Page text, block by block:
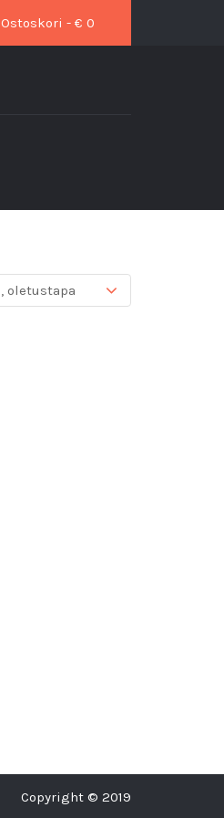
Ostoskori - € 0
Copyright © 2019